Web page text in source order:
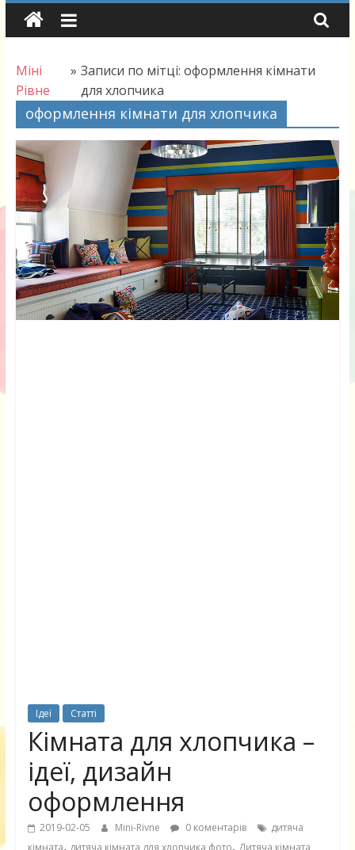
Skip
Міні
Рівне
» Записи по мітці: оформлення кімнати
для хлопчика
оформлення кімнати для хлопчика
Ідеї Статті
Кімната для хлопчика –
ідеї, дизайн
оформлення
2019-02-05 Mini-Rivne 0 коментарів
дитяча
, ,